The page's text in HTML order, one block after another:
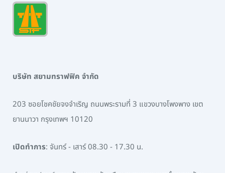
บริษัท สยามทราฟฟิค จำกัด
203 ซอยโชคชัยจงจำเริญ ถนนพระรามที่ 3 แขวงบางโพงพาง เขต
ยานนาวา กรุงเทพฯ 10120
เปิดทำการ: จันทร์ - เสาร์ 08.30 - 17.30 น.